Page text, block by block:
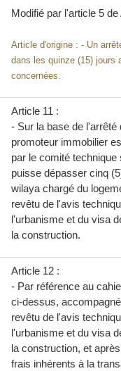
Modifié par l'article 5 de
Article d'origine : - Un
dans les quinze (15) jours
concernées.
Article 11 :
- Sur la base de
promoteur immobilier
par le comité
puisse dépasser cinq
wilaya chargé du
revêtu de l'avis
l'urbanisme et du visa
la construction.
Article 12 :
- Par référence au
ci-dessus,
revêtu de l'avis
l'urbanisme et du visa
la construction, et
frais inhérents à la